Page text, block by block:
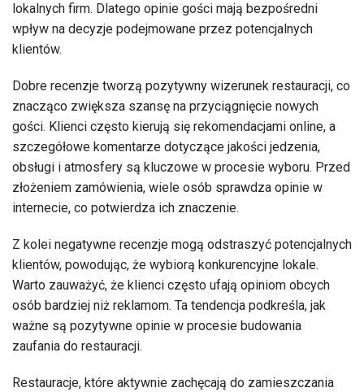
lokalnych firm. Dlatego opinie gości mają bezpośredni
wpływ na decyzje podejmowane przez potencjalnych
klientów.
Dobre recenzje tworzą pozytywny wizerunek restauracji, co
znacząco zwiększa szansę na przyciągnięcie nowych
gości. Klienci często kierują się rekomendacjami online, a
szczegółowe komentarze dotyczące jakości jedzenia,
obsługi i atmosfery są kluczowe w procesie wyboru. Przed
złożeniem zamówienia, wiele osób sprawdza opinie w
internecie, co potwierdza ich znaczenie.
Z kolei negatywne recenzje mogą odstraszyć potencjalnych
klientów, powodując, że wybiorą konkurencyjne lokale.
Warto zauważyć, że klienci często ufają opiniom obcych
osób bardziej niż reklamom. Ta tendencja podkreśla, jak
ważne są pozytywne opinie w procesie budowania
zaufania do restauracji.
Restauracje, które aktywnie zachęcają do zamieszczania